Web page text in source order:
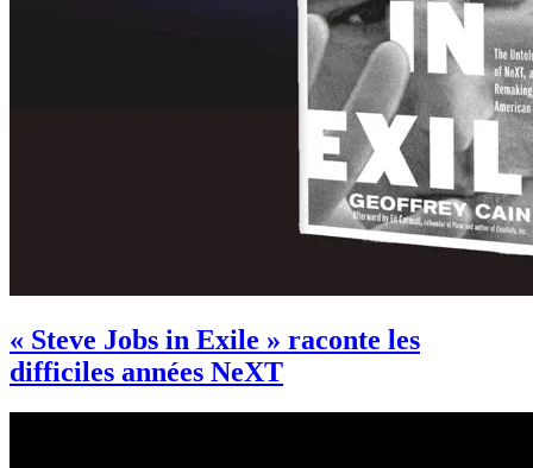
« Steve Jobs in Exile » raconte les
difficiles années NeXT